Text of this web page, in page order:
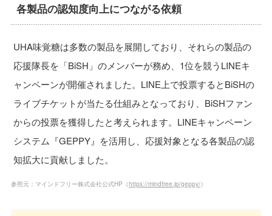
各製品の認知度向上につながる依頼
UHA味覚糖は多数の製品を展開しており、それらの製品の
応援隊長を「BiSH」のメンバーが務め、1位を競うLINEキ
ャンペーンが開催されました。LINE上で投票するとBiSHの
ライブチケットが当たる仕組みとなっており、BiSHファン
からの投票を獲得したと考えられます。LINEキャンペーン
システム『GEPPY』を活用し、応援対象となる各製品の認
知拡大に貢献しました。
参照元：マインドフリー株式会社公式HP（https://mindfree.jp/geppy/）